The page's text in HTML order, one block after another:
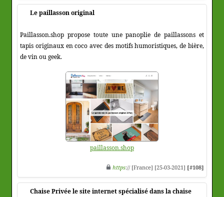
Le paillasson original
Paillasson.shop propose toute une panoplie de paillassons et
tapis originaux en coco avec des motifs humoristiques, de bière,
de vin ou geek.
paillasson.shop
https:// [France] [25-03-2021] [#108]
Chaise Privée le site internet spécialisé dans la chaise